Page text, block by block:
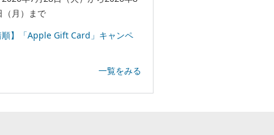
（月）まで
順】「Apple Gift Card」キャンペ
一覧をみる